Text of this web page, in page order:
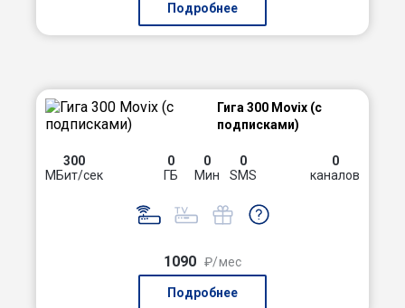
Подробнее
Гига 300 Movix (с
подписками)
300
МБит/сек
0
ГБ
0
Мин
0
SMS
0
каналов
1090 ₽/мес
Подробнее